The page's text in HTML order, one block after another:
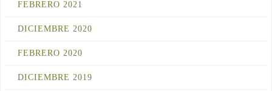
FEBRERO 2021
DICIEMBRE 2020
FEBRERO 2020
DICIEMBRE 2019